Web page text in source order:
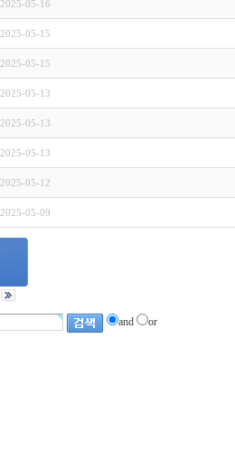
2025-05-16
2025-05-15
2025-05-15
2025-05-13
2025-05-13
2025-05-13
2025-05-12
2025-05-09
and or